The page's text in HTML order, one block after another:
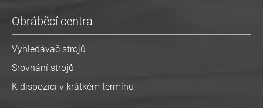
Obráběcí centra
Vyhledávač strojů
Srovnání strojů
K dispozici v krátkém termínu